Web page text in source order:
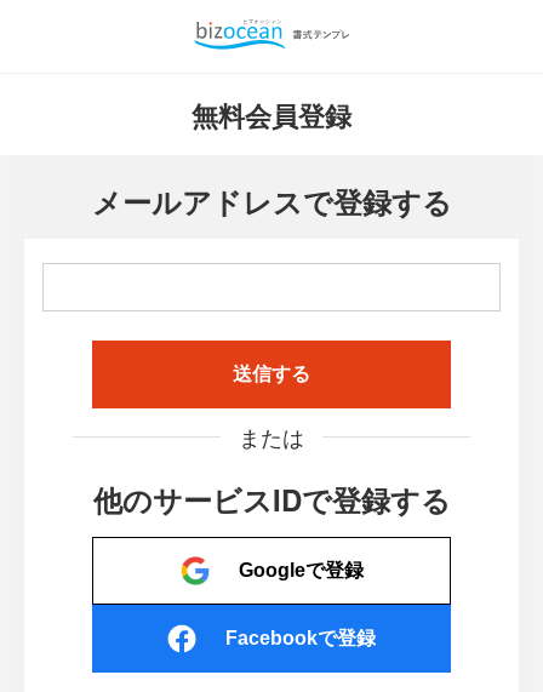
無料会員登録
メールアドレスで登録する
送信する
または
他のサービスIDで登録する
Googleで登録
Facebookで登録